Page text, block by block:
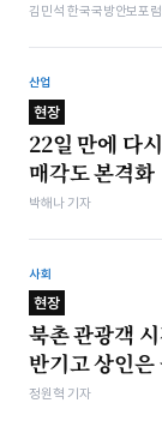
김민석 한국국방안보포
산업
현장
22일 만에 다
매각도 본격화
박해나 기자
사회
현장
북촌 관광객
반기고 상인은
정원혁 기자